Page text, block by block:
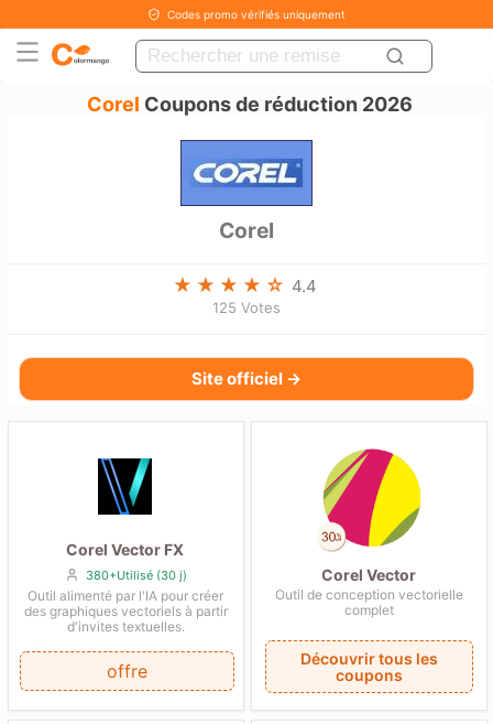
Codes promo vérifiés uniquement
Corel Coupons de réduction 2026
Corel
4.4
125 Votes
Site officiel →
Corel Vector FX
380+Utilisé (30 j)
Outil alimenté par l'IA pour créer
des graphiques vectoriels à partir
d'invites textuelles.
offre
Corel Vector
Outil de conception vectorielle
complet
Découvrir tous les
coupons